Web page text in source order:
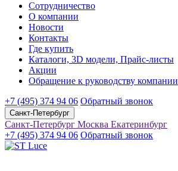
Сотрудничество
О компании
Новости
Контакты
Где купить
Каталоги, 3D модели, Прайс-листы
Акции
Обращение к руководству компании
+7 (495) 374 94 06 Обратный звонок
Санкт-Петербург
Санкт-Петербург Москва Екатеринбург
+7 (495) 374 94 06 Обратный звонок